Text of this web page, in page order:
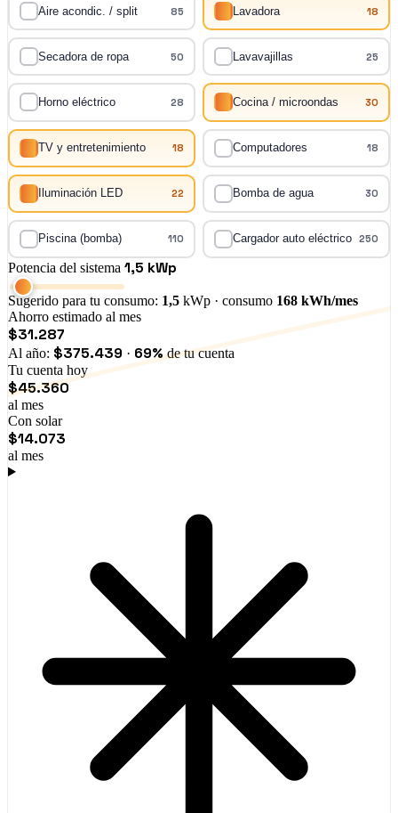
Aire acondic. / split 85 Lavadora 18
Secadora de ropa 50 Lavavajillas 25
Horno eléctrico 28 Cocina / microondas 30
TV y entretenimiento 18 Computadores 18
Iluminación LED 22 Bomba de agua 30
Piscina (bomba) 110 Cargador auto eléctrico 250
Potencia del sistema 1,5 kWp
Sugerido para tu consumo: 1,5 kWp · consumo 168 kWh/mes
Ahorro estimado al mes
$31.287
Al año: $375.439 · 69% de tu cuenta
Tu cuenta hoy
$45.360
al mes
Con solar
$14.073
al mes